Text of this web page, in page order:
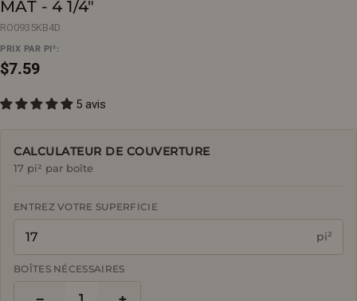
MAT - 4 1/4"
RO0935KB4D
PRIX PAR PI²:
Prix
régulier
$7.59
5 avis
CALCULATEUR DE COUVERTURE
17 pi² par boîte
ENTREZ VOTRE SUPERFICIE
pi²
BOÎTES NÉCESSAIRES